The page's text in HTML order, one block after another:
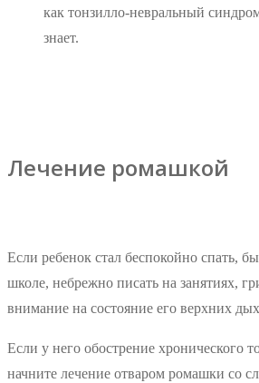
как тонзилло-невральный
знает.
Лечение ромашкой
Если ребенок стал беспокойно спать,
школе, небрежно писать на занятиях,
внимание на состояние его верхних
Если у него обострение хронического
начните лечение отваром ромашки со